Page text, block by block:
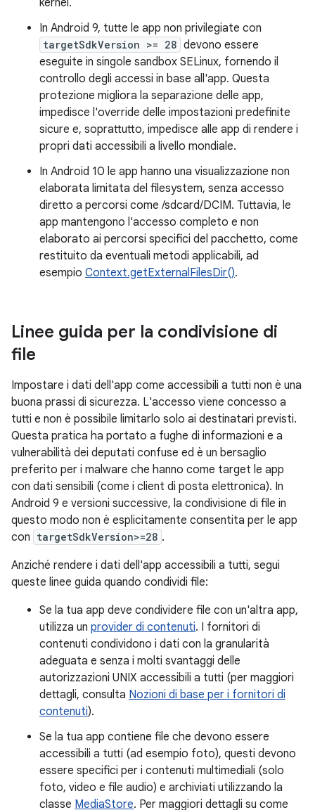
kernel.
In Android 9, tutte le app non privilegiate con
targetSdkVersion >= 28 devono essere
eseguite in singole sandbox SELinux, fornendo il
controllo degli accessi in base all'app. Questa
protezione migliora la separazione delle app,
impedisce l'override delle impostazioni predefinite
sicure e, soprattutto, impedisce alle app di rendere i
propri dati accessibili a livello mondiale.
In Android 10 le app hanno una visualizzazione non
elaborata limitata del filesystem, senza accesso
diretto a percorsi come /sdcard/DCIM. Tuttavia, le
app mantengono l'accesso completo e non
elaborato ai percorsi specifici del pacchetto, come
restituito da eventuali metodi applicabili, ad
esempio Context.getExternalFilesDir().
Linee guida per la condivisione di
file
Impostare i dati dell'app come accessibili a tutti non è una
buona prassi di sicurezza. L'accesso viene concesso a
tutti e non è possibile limitarlo solo ai destinatari previsti.
Questa pratica ha portato a fughe di informazioni e a
vulnerabilità dei deputati confuse ed è un bersaglio
preferito per i malware che hanno come target le app
con dati sensibili (come i client di posta elettronica). In
Android 9 e versioni successive, la condivisione di file in
questo modo non è esplicitamente consentita per le app
con targetSdkVersion>=28 .
Anziché rendere i dati dell'app accessibili a tutti, segui
queste linee guida quando condividi file:
Se la tua app deve condividere file con un'altra app,
utilizza un provider di contenuti. I fornitori di
contenuti condividono i dati con la granularità
adeguata e senza i molti svantaggi delle
autorizzazioni UNIX accessibili a tutti (per maggiori
dettagli, consulta Nozioni di base per i fornitori di
contenuti).
Se la tua app contiene file che devono essere
accessibili a tutti (ad esempio foto), questi devono
essere specifici per i contenuti multimediali (solo
foto, video e file audio) e archiviati utilizzando la
classe MediaStore. Per maggiori dettagli su come